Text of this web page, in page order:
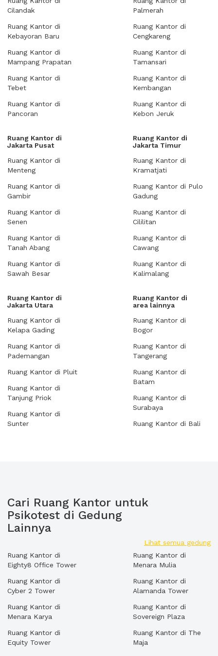
Cilandak
Ruang Kantor di
Kebayoran Baru
Ruang Kantor di
Mampang Prapatan
Ruang Kantor di
Tebet
Ruang Kantor di
Pancoran
Palmerah
Ruang Kantor di
Cengkareng
Ruang Kantor di
Tamansari
Ruang Kantor di
Kembangan
Ruang Kantor di
Kebon Jeruk
Ruang Kantor di
Jakarta Pusat
Ruang Kantor di
Menteng
Ruang Kantor di
Gambir
Ruang Kantor di
Senen
Ruang Kantor di
Tanah Abang
Ruang Kantor di
Sawah Besar
Ruang Kantor di
Jakarta Timur
Ruang Kantor di
Kramatjati
Ruang Kantor di Pulo
Gadung
Ruang Kantor di
Cililitan
Ruang Kantor di
Cawang
Ruang Kantor di
Kalimalang
Ruang Kantor di
Jakarta Utara
Ruang Kantor di
Kelapa Gading
Ruang Kantor di
Pademangan
Ruang Kantor di Pluit
Ruang Kantor di
Tanjung Priok
Ruang Kantor di
Sunter
Ruang Kantor di
area lainnya
Ruang Kantor di
Bogor
Ruang Kantor di
Tangerang
Ruang Kantor di
Batam
Ruang Kantor di
Surabaya
Ruang Kantor di Bali
Cari Ruang Kantor untuk
Psikotest di Gedung
Lainnya
Lihat semua gedung
Ruang Kantor di
Eighty8 Office Tower
Ruang Kantor di
Cyber 2 Tower
Ruang Kantor di
Menara Karya
Ruang Kantor di
Equity Tower
Ruang Kantor di
Menara Mulia
Ruang Kantor di
Alamanda Tower
Ruang Kantor di
Sovereign Plaza
Ruang Kantor di The
Maja